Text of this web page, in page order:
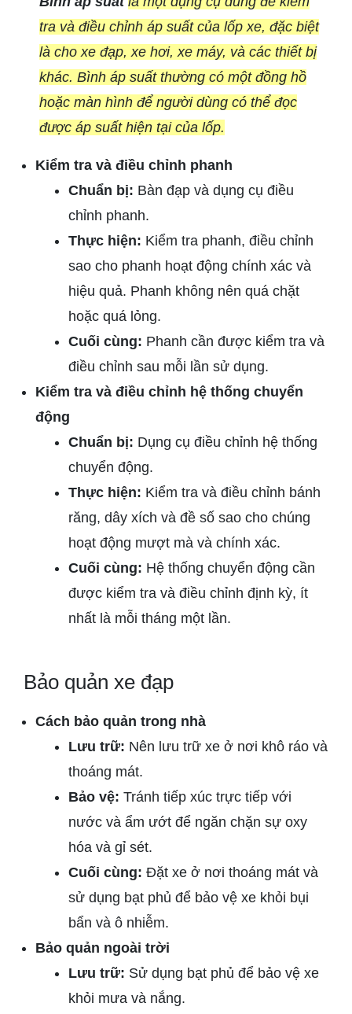
tra và điều chỉnh áp suất của lốp xe, đặc biệt
là cho xe đạp, xe hơi, xe máy, và các thiết bị
khác. Bình áp suất thường có một đồng hồ
hoặc màn hình để người dùng có thể đọc
được áp suất hiện tại của lốp.
Kiểm tra và điều chỉnh phanh
Chuẩn bị: Bàn đạp và dụng cụ điều
chỉnh phanh.
Thực hiện: Kiểm tra phanh, điều chỉnh
sao cho phanh hoạt động chính xác và
hiệu quả. Phanh không nên quá chặt
hoặc quá lỏng.
Cuối cùng: Phanh cần được kiểm tra và
điều chỉnh sau mỗi lần sử dụng.
Kiểm tra và điều chỉnh hệ thống chuyển
động
Chuẩn bị: Dụng cụ điều chỉnh hệ thống
chuyển động.
Thực hiện: Kiểm tra và điều chỉnh bánh
răng, dây xích và đề số sao cho chúng
hoạt động mượt mà và chính xác.
Cuối cùng: Hệ thống chuyển động cần
được kiểm tra và điều chỉnh định kỳ, ít
nhất là mỗi tháng một lần.
Bảo quản xe đạp
Cách bảo quản trong nhà
Lưu trữ: Nên lưu trữ xe ở nơi khô ráo và
thoáng mát.
Bảo vệ: Tránh tiếp xúc trực tiếp với
nước và ẩm ướt để ngăn chặn sự oxy
hóa và gỉ sét.
Cuối cùng: Đặt xe ở nơi thoáng mát và
sử dụng bạt phủ để bảo vệ xe khỏi bụi
bẩn và ô nhiễm.
Bảo quản ngoài trời
Lưu trữ: Sử dụng bạt phủ để bảo vệ xe
khỏi mưa và nắng.